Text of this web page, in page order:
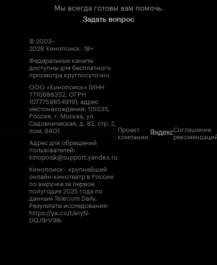
Мы всегда готовы вам помочь.
Задать вопрос
© 2003–
2026 Кинопоиск 18+
Федеральные каналы
доступны для бесплатного
просмотра круглосуточно
ООО «Кинопоиск» (ИНН
7710688352, ОГРН
1077759854919), адрес
местонахождения: 115035,
Россия, г. Москва, ул.
Садовническая, д. 82, стр. 2,
пом. 9А01
Адрес для обращений
пользователей:
kinopoisk@support.yandex.ru
Кинопоиск - крупнейший
онлайн-кинотеатр в России
по выручке за первое
полугодие 2025 года по
данным Telecom Daily.
Результаты исследования:
https://ya.cc/t/eIyN-
DQJ9rV98i
Проект
компании
Соглашение